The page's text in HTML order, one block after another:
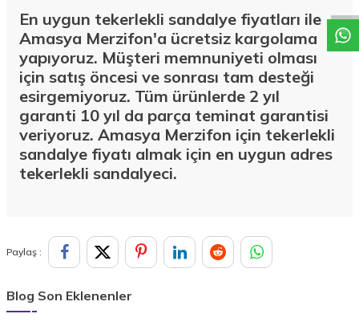
En uygun tekerlekli sandalye fiyatları ile
Amasya Merzifon'a ücretsiz kargolama
yapıyoruz. Müşteri memnuniyeti olması
için satış öncesi ve sonrası tam desteği
esirgemiyoruz. Tüm ürünlerde 2 yıl
garanti 10 yıl da parça teminat garantisi
veriyoruz. Amasya Merzifon için tekerlekli
sandalye fiyatı almak için en uygun adres
tekerlekli sandalyeci.
Paylaş :
Blog Son Eklenenler